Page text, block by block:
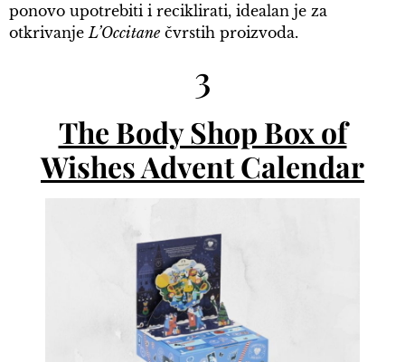
ponovo upotrebiti i reciklirati, idealan je za
otkrivanjeL’Occitane čvrstih proizvoda.
3
The Body Shop Box of
Wishes Advent Calendar